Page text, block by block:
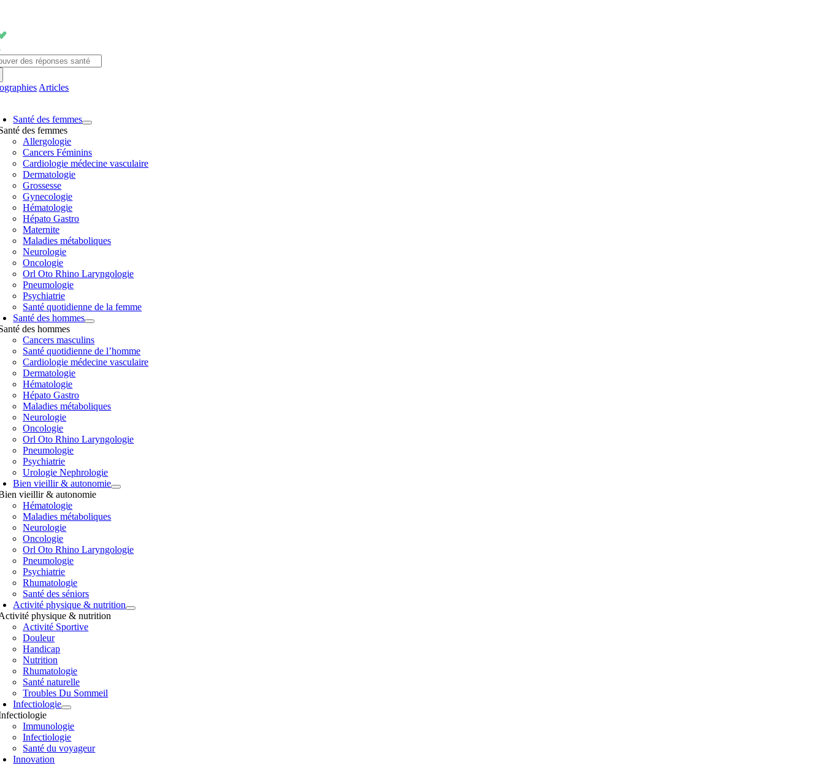
contenu
Articles
Santé des femmes
des femmes
Allergologie
Cancers Féminins
Cardiologie médecine vasculaire
Dermatologie
Grossesse
Gynecologie
Hématologie
Hépato Gastro
Maternite
Maladies métaboliques
Neurologie
Oncologie
Orl Oto Rhino Laryngologie
Pneumologie
Psychiatrie
Santé quotidienne de la femme
Santé des hommes
des hommes
Cancers masculins
Santé quotidienne de l’homme
Cardiologie médecine vasculaire
Dermatologie
Hématologie
Hépato Gastro
Maladies métaboliques
Neurologie
Oncologie
Orl Oto Rhino Laryngologie
Pneumologie
Psychiatrie
Urologie Nephrologie
Bien vieillir & autonomie
vieillir & autonomie
Hématologie
Maladies métaboliques
Neurologie
Oncologie
Orl Oto Rhino Laryngologie
Pneumologie
Psychiatrie
Rhumatologie
Santé des séniors
Activité physique & nutrition
physique & nutrition
Activité Sportive
Douleur
Handicap
Nutrition
Rhumatologie
Santé naturelle
Troubles Du Sommeil
Infectiologie
Immunologie
Infectiologie
Santé du voyageur
Innovation